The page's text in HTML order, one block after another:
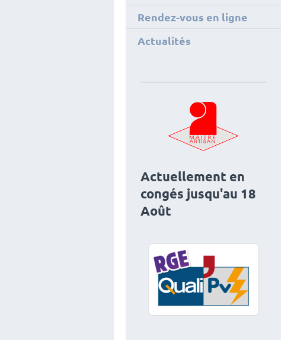
Rendez-vous en ligne
Actualités
Actuellement en
congés jusqu'au 18
Août